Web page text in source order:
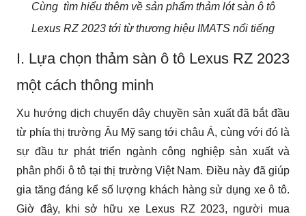
Cùng tìm hiểu thêm về sản phẩm thảm lót sàn ô tô
Lexus RZ 2023 tới từ thương hiệu IMATS nổi tiếng
I. Lựa chọn thảm sàn ô tô Lexus RZ 2023
một cách thông minh
Xu hướng dịch chuyển dây chuyền sản xuất đã bắt đầu
từ phía thị trường Âu Mỹ sang tới châu Á, cùng với đó là
sự đầu tư phát triển ngành công nghiệp sản xuất và
phân phối ô tô tại thị trường Việt Nam. Điều này đã giúp
gia tăng đáng kể số lượng khách hàng sử dụng xe ô tô.
Giờ đây, khi sở hữu xe Lexus RZ 2023, người mua